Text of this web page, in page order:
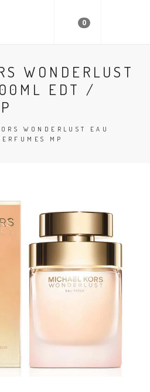
0
WONDERLUST
EDT /
WONDERLUST EAU
MP